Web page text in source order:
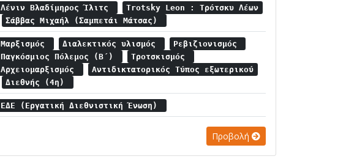
Λένιν Βλαδίμηρος Ίλιτς
Trotsky Leon : Τρότσκυ Λέων
Σάββας Μιχαήλ (Σαμπετάι Μάτσας)
Μαρξισμός Διαλεκτικός υλισμός
Ρεβιζιονισμός
Παγκόσμιος Πόλεμος (Β΄)
Τροτσκισμός
Αρχειομαρξισμός
Αντιδικτατορικός Τύπος εξωτερικού
Διεθνής (4η)
ΕΔΕ (Εργατική Διεθνιστική Ένωση)
Προβολή